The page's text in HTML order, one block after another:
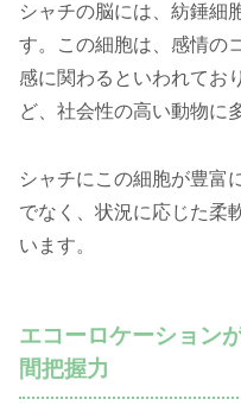
シャチの脳には、紡錘細
す。この細胞は、感情の
感に関わるといわれてお
ど、社会性の高い動物に
シャチにこの細胞が豊富
でなく、状況に応じた柔
います。
エコーロケーション
間把握力